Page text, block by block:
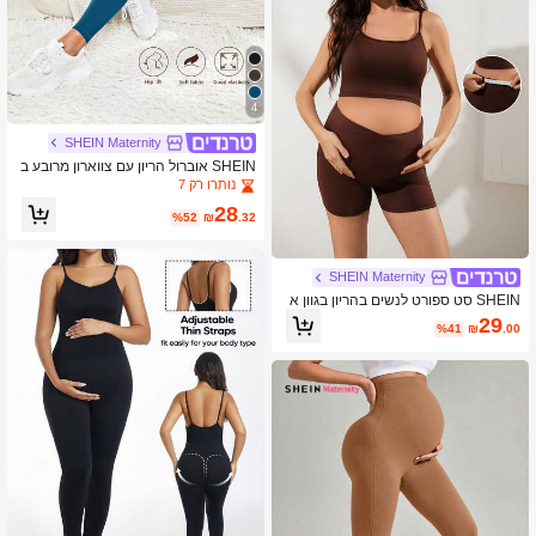
SHEIN Maternity
SHEIN סט ספורט לנשים בהריון בגוון א
חיד עם גופייה ומכנס קצר
₪29.00
%41
4
SHEIN Maternity
SHEIN אוברול הריון עם צווארון מרובע ב
צבע אחיד
נותרו רק 7
₪28.32
%52